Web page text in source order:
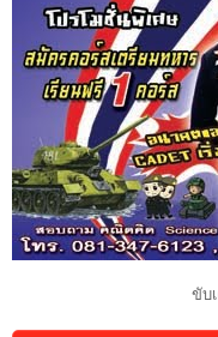
ขับ